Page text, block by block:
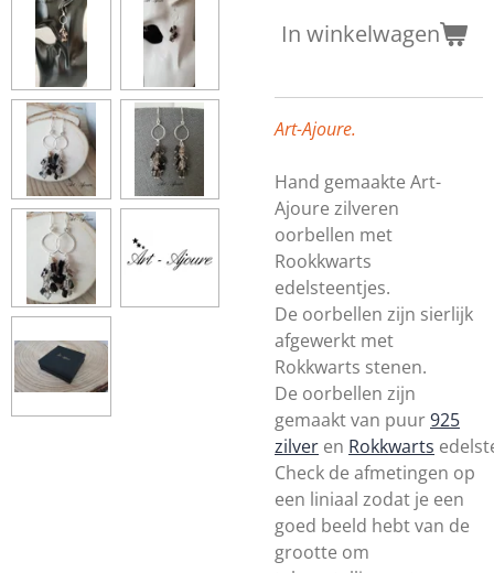
In winkelwagen
Art-Ajoure.
Hand gemaakte Art-
Ajoure zilveren
oorbellen met
Rookkwarts
edelsteentjes.
De oorbellen zijn sierlijk
afgewerkt met
Rokkwarts stenen.
De oorbellen zijn
gemaakt van puur925
zilver en Rokkwarts
Check de afmetingen op
een liniaal zodat je een
goed beeld hebt van de
grootte om